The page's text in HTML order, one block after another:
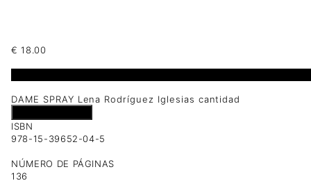
€ 18.00
DAME SPRAY Lena Rodríguez Iglesias cantidad
ISBN
978-15-39652-04-5
NÚMERO DE PÁGINAS
136